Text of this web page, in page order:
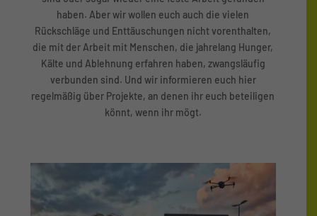
haben. Aber wir wollen euch auch die vielen
Rückschläge und Enttäuschungen nicht vorenthalten,
die mit der Arbeit mit Menschen, die jahrelang Hunger,
Kälte und Ablehnung erfahren haben, zwangsläufig
verbunden sind. Und wir informieren euch hier
regelmäßig über Projekte, an denen ihr euch beteiligen
könnt, wenn ihr mögt.